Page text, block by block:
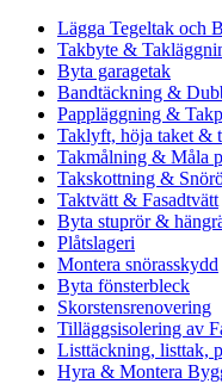
Lägga Tegeltak och
Takbyte &
Byta garagetak
Bandtäckning &
Pappläggning &
Taklyft, höja taket &
Takmålning & Måla
Takskottning &
Taktvätt & Fasadtvätt
Byta stuprör &
Plåtslageri
Montera snörasskydd
Byta fönsterbleck
Skorstensrenovering
Tilläggsisolering av
Listtäckning, listtak,
Hyra & Montera